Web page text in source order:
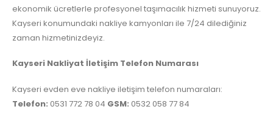
ekonomik ücretlerle profesyonel taşımacılık hizmeti sunuyoruz.
Kayseri konumundaki nakliye kamyonları ile 7/24 dilediğiniz
zaman hizmetinizdeyiz.
Kayseri Nakliyat İletişim Telefon Numarası
Kayseri evden eve nakliye iletişim telefon numaraları:
Telefon: 0531 772 78 04 GSM: 0532 058 77 84